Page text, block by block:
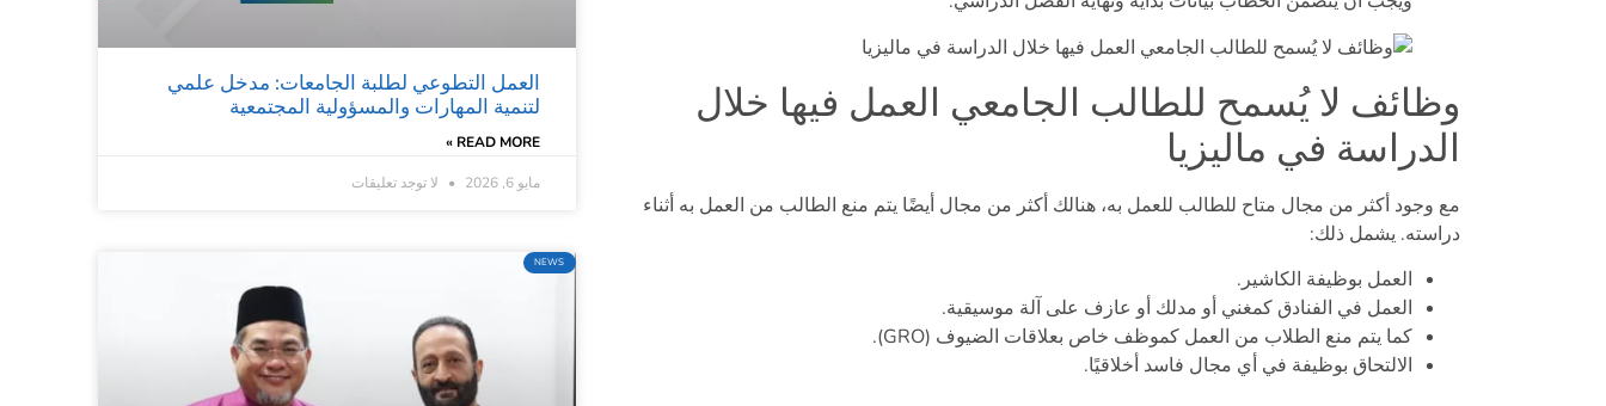
وظائف لا يُسمح للطالب الجامعي العمل فيها خلال
الدراسة في ماليزيا
مع وجود أكثر من مجال متاح للطالب للعمل به، هنالك أكثر من مجال أيضًا يتم منع الطالب من العمل به أثناء
دراسته. يشمل ذلك:
العمل بوظيفة الكاشير.
العمل في الفنادق كمغني أو مدلك أو عازف على آلة موسيقية.
كما يتم منع الطلاب من العمل كموظف خاص بعلاقات الضيوف (GRO).
الالتحاق بوظيفة في أي مجال فاسد أخلاقيًا.
العمل التطوعي لطلبة الجامعات: مدخل علمي
لتنمية المهارات والمسؤولية المجتمعية
READ MORE »
مايو 6, 2026 لا توجد تعليقات
NEWS